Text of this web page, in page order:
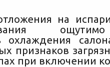
на
охлаждения
признаков
при включении